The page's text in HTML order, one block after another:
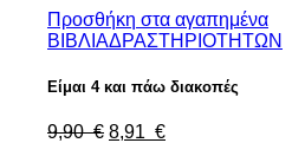
Προσθήκη στα αγαπημένα
ΒΙΒΛΙΑΔΡΑΣΤΗΡΙΟΤΗΤΩΝ
Είμαι 4 και πάω διακοπές
9,90 € 8,91 €